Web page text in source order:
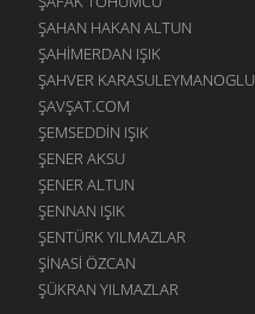
ŞAHAN HAKAN ALTUN
ŞAHIMERDAN IŞIK
ŞAHVER KARASULEYMANOGLU
ŞAVŞAT.COM
ŞEMSEDDIN IŞIK
ŞENER AKSU
ŞENER ALTUN
ŞENNAN IŞIK
ŞENTÜRK YILMAZLAR
ŞINASI ÖZCAN
ŞÜKRAN YILMAZLAR